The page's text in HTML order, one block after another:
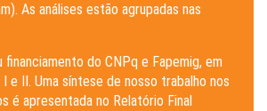
As análises estão agrupadas nas
financiamento do CNPq e Fapemig, em
e II. Uma síntese de nosso trabalho nos
é apresentada no Relatório Final